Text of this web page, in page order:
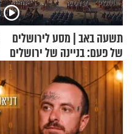
תשעה באב | מסע לירושלים
של פעם: בניינה של ירושלים